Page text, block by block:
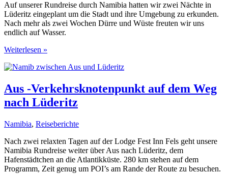
Auf unserer Rundreise durch Namibia hatten wir zwei Nächte in
Lüderitz eingeplant um die Stadt und ihre Umgebung zu erkunden.
Nach mehr als zwei Wochen Dürre und Wüste freuten wir uns
endlich auf Wasser.
Lüderitz,
und
Point
Weiterlesen »
Aus -Verkehrsknotenpunkt auf dem Weg
nach Lüderitz
Namibia, Reiseberichte
Nach zwei relaxten Tagen auf der Lodge Fest Inn Fels geht unsere
Namibia Rundreise weiter über Aus nach Lüderitz, dem
Hafenstädtchen an die Atlantikküste. 280 km stehen auf dem
Programm, Zeit genug um POI’s am Rande der Route zu besuchen.